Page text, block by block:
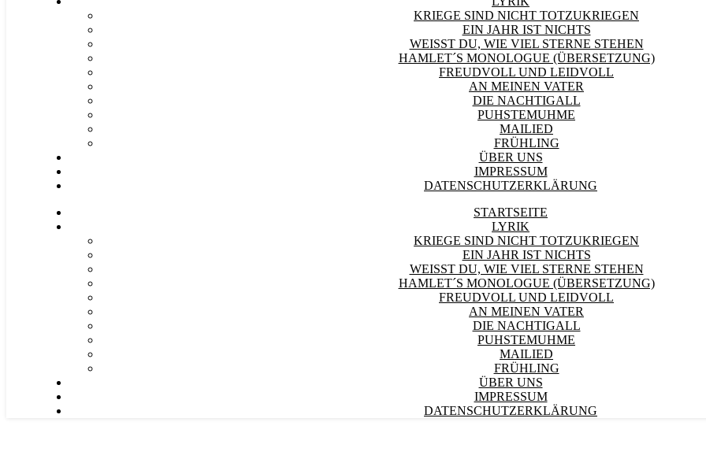
KRIEGE SIND NICHT TOTZUKRIEGEN
EIN JAHR IST NICHTS
WEISST DU, WIE VIEL STERNE STEHEN
HAMLET´S MONOLOGUE (ÜBERSETZUNG)
FREUDVOLL UND LEIDVOLL
AN MEINEN VATER
DIE NACHTIGALL
PUHSTEMUHME
MAILIED
FRÜHLING
ÜBER UNS
IMPRESSUM
DATENSCHUTZERKLÄRUNG
STARTSEITE
LYRIK
KRIEGE SIND NICHT TOTZUKRIEGEN
EIN JAHR IST NICHTS
WEISST DU, WIE VIEL STERNE STEHEN
HAMLET´S MONOLOGUE (ÜBERSETZUNG)
FREUDVOLL UND LEIDVOLL
AN MEINEN VATER
DIE NACHTIGALL
PUHSTEMUHME
MAILIED
FRÜHLING
ÜBER UNS
IMPRESSUM
DATENSCHUTZERKLÄRUNG